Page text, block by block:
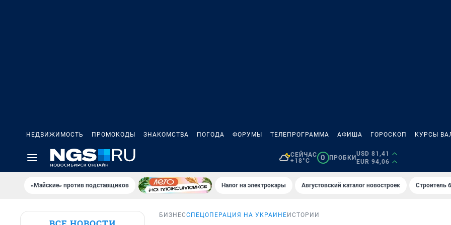
НЕДВИЖИМОСТЬ ПРОМОКОДЫ ЗНАКОМСТВА ПОГОДА ФОРУМЫ ТЕЛЕПРОГРАММА АФИША ГОРОСКОП КУРСЫ
СЕЙЧАС
+18°C
0 ПРОБКИ
USD 81,41
EUR 94,06
«Майские» против подставщиков Налог на электрокары Августовский каталог новостроек Строитель
БИЗНЕССПЕЦОПЕРАЦИЯ НА УКРАИНЕ ИСТОРИИ